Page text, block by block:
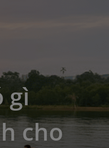
gì
cho